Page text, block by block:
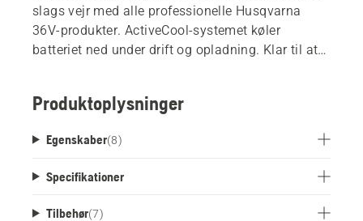
slags vejr med alle professionelle Husqvarna
36V-produkter. ActiveCool-systemet køler
batteriet ned under drift og opladning. Klar til at
Produktoplysninger
Egenskaber(8)
Specifikationer
Tilbehør(7)